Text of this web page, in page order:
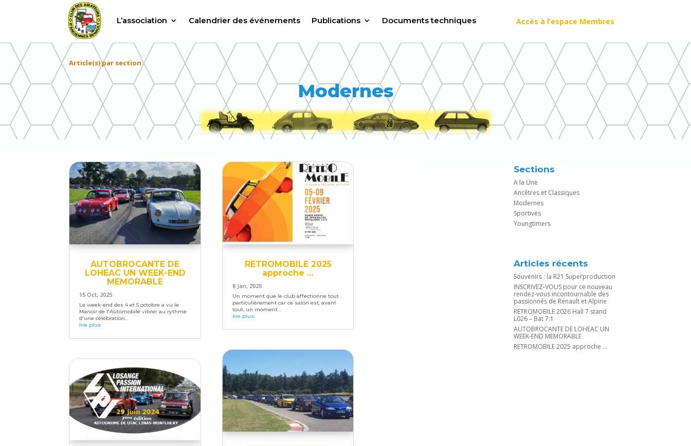
L’association Calendrier des événements Publications Documents techniques Accès à l’espace Membres
Article(s) par section
Modernes
AUTOBROCANTE DE
LOHEAC UN WEEK-END
MEMORABLE
15 Oct, 2025
Le week-end des 4 et 5 octobre a vu le
Manoir de l'Automobile vibrer au rythme
d'une célébration...
lire plus
RETROMOBILE 2025
approche …
8 Jan, 2025
Un moment que le club affectionne tout
particulièrement car ce salon est, avant
tout, un moment...
lire plus
Sections
A la Une
Ancêtres et Classiques
Modernes
Sportives
Youngtimers
Articles récents
Souvenirs : la R21 Superproduction
INSCRIVEZ-VOUS pour ce nouveau
rendez-vous incontournable des
passionnés de Renault et Alpine
RETROMOBILE 2026 Hall 7 stand
L026 – Bat 7.1
AUTOBROCANTE DE LOHEAC UN
WEEK-END MEMORABLE
RETROMOBILE 2025 approche …